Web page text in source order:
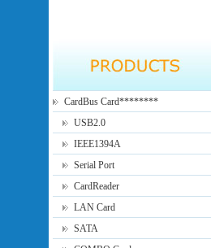
CardBus Card********
USB2.0
IEEE1394A
Serial Port
CardReader
LAN Card
SATA